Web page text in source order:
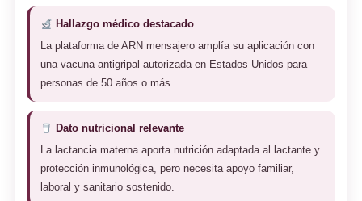
Hallazgo médico destacado
La plataforma de ARN mensajero amplía su aplicación con
una vacuna antigripal autorizada en Estados Unidos para
personas de 50 años o más.
Dato nutricional relevante
La lactancia materna aporta nutrición adaptada al lactante y
protección inmunológica, pero necesita apoyo familiar,
laboral y sanitario sostenido.